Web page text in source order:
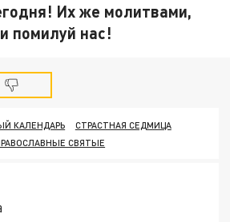
Их же молитвами,
помилуй нас!
КАЛЕНДАРЬ
СТРАСТНАЯ СЕДМИЦА
СВЯТЫЕ